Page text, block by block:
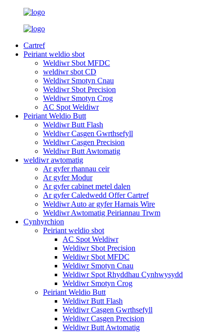
Cartref
Peiriant weldio sbot
Weldiwr Sbot MFDC
weldiwr sbot CD
Weldiwr Smotyn Cnau
Weldiwr Sbot Precision
Weldiwr Smotyn Crog
AC Spot Weldiwr
Peiriant Weldio Butt
Weldiwr Butt Flash
Weldiwr Casgen Gwrthsefyll
Weldiwr Casgen Precision
Weldiwr Butt Awtomatig
weldiwr awtomatig
Ar gyfer rhannau ceir
Ar gyfer Modur
Ar gyfer cabinet metel dalen
Ar gyfer Caledwedd Offer Cartref
Weldiwr Auto ar gyfer Harnais Wire
Weldiwr Awtomatig Peiriannau Trwm
Cynhyrchion
Peiriant weldio sbot
AC Spot Weldiwr
Weldiwr Sbot Precision
Weldiwr Sbot MFDC
Weldiwr Smotyn Cnau
Weldiwr Spot Rhyddhau Cynhwysydd
Weldiwr Smotyn Crog
Peiriant Weldio Butt
Weldiwr Butt Flash
Weldiwr Casgen Gwrthsefyll
Weldiwr Casgen Precision
Weldiwr Butt Awtomatig